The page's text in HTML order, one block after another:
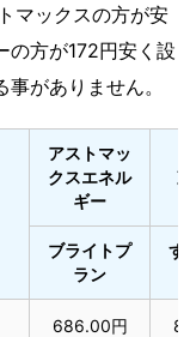
マックスの方が安
の方が172円安く設
がありません。
アストマッ
クスエネル
ギー
ブライトプ
ラン
ず
686.00円